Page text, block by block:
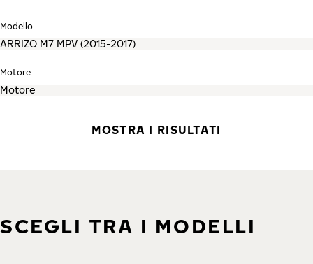
Modello
Motore
MOSTRA I RISULTATI
SCEGLI TRA I MODELLI